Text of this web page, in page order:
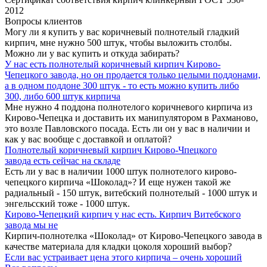
2012
Вопросы клиентов
Могу ли я купить у вас коричневый полнотелый гладкий
кирпич, мне нужно 500 штук, чтобы выложить столбы.
Можно ли у вас купить и откуда забирать?
У нас есть полнотелый коричневый кирпич Кирово-
Чепецкого завода, но он продается только целыми поддонами,
а в одном поддоне 300 штук - то есть можно купить либо
300, либо 600 штук кирпича
Мне нужно 4 поддона полнотелого коричневого кирпича из
Кирово-Чепецка и доставить их манипулятором в Рахманово,
это возле Павловского посада. Есть ли он у вас в наличии и
как у вас вообще с доставкой и оплатой?
Полнотелый коричневый кирпич Кирово-Чпецкого
завода есть сейчас на складе
Есть ли у вас в наличии 1000 штук полнотелого кирово-
чепецкого кирпича «Шоколад»? И еще нужен такой же
радиальный - 150 штук, витебский полнотелый - 1000 штук и
энгельсский тоже - 1000 штук.
Кирово-Чепецкий кирпич у нас есть. Кирпич Витебского
завода мы не
Кирпич-полнотелка «Шоколад» от Кирово-Чепецкого завода в
качестве материала для кладки цоколя хороший выбор?
Если вас устраивает цена этого кирпича – очень хороший